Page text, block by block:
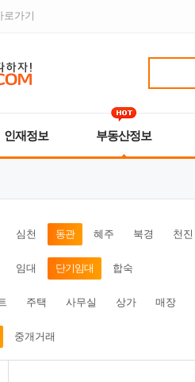
로가기
인재정보 부동산정보
심천 동관 혜주 북경 천진
임대 단기임대 합숙
주택 사무실 상가 매장
중개거래